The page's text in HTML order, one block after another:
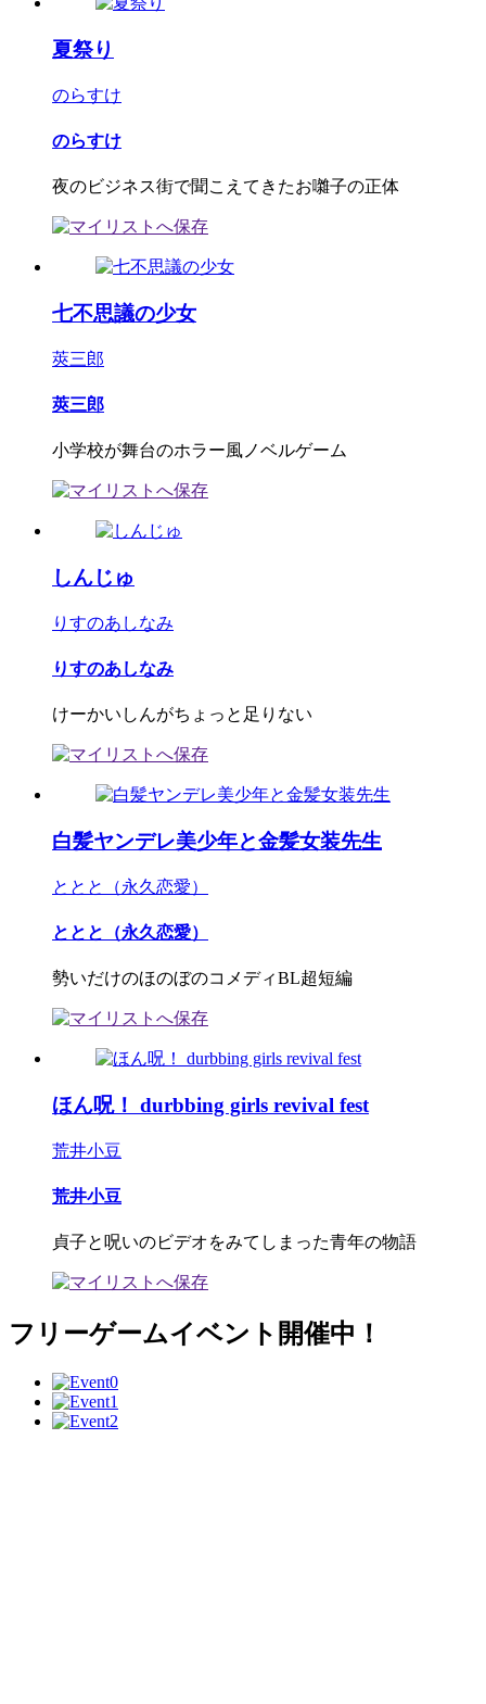
夏祭り
のらすけ
のらすけ
夜のビジネス街で聞こえてきたお囃子の正体
七不思議の少女
莢三郎
莢三郎
小学校が舞台のホラー風ノベルゲーム
しんじゅ
りすのあしなみ
りすのあしなみ
けーかいしんがちょっと足りない
白髪ヤンデレ美少年と金髪女装先生
ととと（永久恋愛）
ととと（永久恋愛）
勢いだけのほのぼのコメディBL超短編
ほん呪！ durbbing girls revival fest
荒井小豆
荒井小豆
貞子と呪いのビデオをみてしまった青年の物語
フリーゲームイベント開催中！